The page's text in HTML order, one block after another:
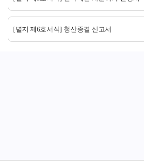
[별지 제6호서식] 청산종결 신고서